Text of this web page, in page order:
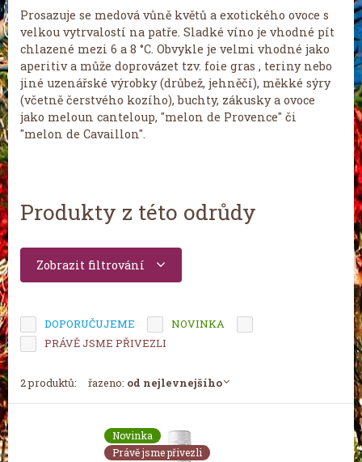
Prosazuje se medová vůně květů a exotického ovoce s
velkou vytrvalostí na patře. Sladké víno ​​je vhodné pít
chlazené mezi 6 a 8 °C. Obvykle je velmi vhodné jako
aperitiv a může doprovázet tzv. foie gras , teriny nebo
jiné uzenářské výrobky (drůbež, jehněčí), měkké sýry
(včetně čerstvého kozího), buchty, zákusky a ovoce
jako meloun canteloup, "melon de Provence" či
"melon de Cavaillon".
Produkty z této odrůdy
Zobrazit filtrování
DOPORUČUJEME NOVINKA
PRÁVĚ JSME PŘIVEZLI
2 produktů: řazeno: od nejlevnejšího
Novinka
Právě jsme přivezli